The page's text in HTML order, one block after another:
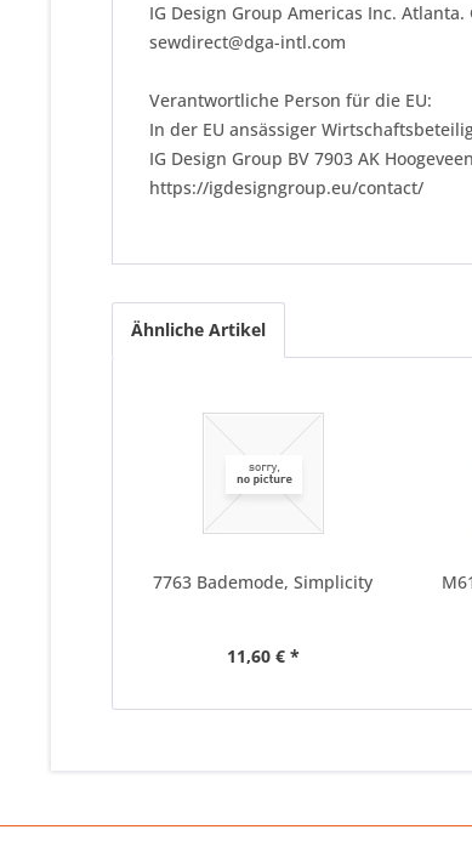
IG Design Group Americas Inc. Atlanta.
sewdirect@dga-intl.com
Verantwortliche Person für die EU:
In der EU ansässiger
IG Design Group BV 7903 AK
https://igdesigngroup.eu/contact/
Ähnliche Artikel
7763 Bademode, Simplicity
11,60 € *